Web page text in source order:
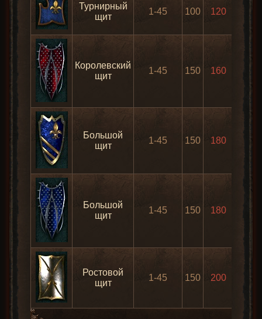
Турнирный
щит
1-45 100 120
Королевский
щит
1-45 150 160
Большой
щит
1-45 150 180
Большой
щит
1-45 150 180
Ростовой
щит
1-45 150 200